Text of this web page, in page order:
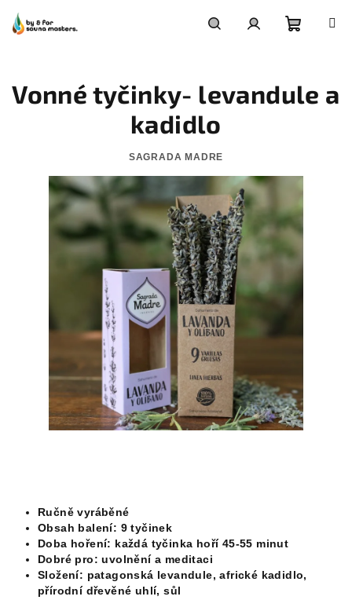
obsah
košík
Ručně vyráběné
Obsah balení: 9 tyčinek
Doba hoření: každá tyčinka hoří 45-55 minut
Dobré pro: uvolnění a meditaci
Složení: patagonská levandule, africké kadidlo,
přírodní dřevěné uhlí, sůl
Vonné tyčinky- levandule a
kadidlo
SAGRADA MADRE